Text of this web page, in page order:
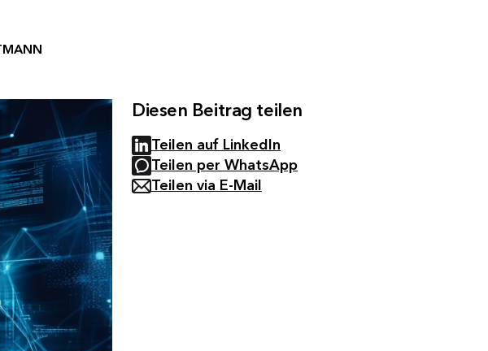
Diesen Beitrag teilen
Teilen auf LinkedIn
Teilen per WhatsApp
Teilen via E-Mail